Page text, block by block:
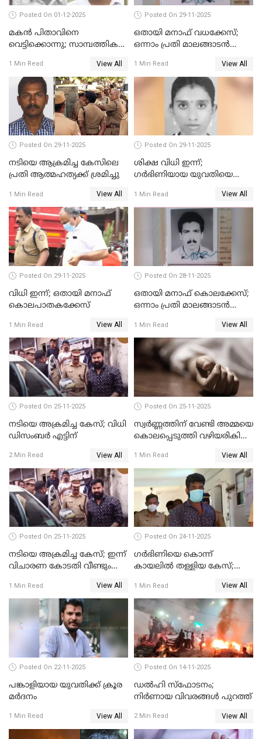
Posted On 01-12-2025
മകൻ പിതാവിനെ
വെട്ടിക്കൊന്നു; സാമ്പത്തിക
1 Min Read View All
Posted On 29-11-2025
ഒതായി മനാഫ് വധക്കേസ്;
ഒന്നാം പ്രതി മാലങ്ങാടൻ
ഒരു ലക്ഷം രൂപ പിഴ
1 Min Read View All
Posted On 29-11-2025
നടിയെ ആക്രമിച്ച കേസിലെ
പ്രതി ആത്മഹത്യക്ക് ശ്രമിച്ചു
1 Min Read View All
Posted On 29-11-2025
ശിക്ഷ വിധി ഇന്ന്;
ഗർഭിണിയായ യുവതിയെ
കേസ്
1 Min Read View All
Posted On 29-11-2025
വിധി ഇന്ന്; ഒതായി മനാഫ്
കൊലപാതകക്കേസ്
1 Min Read View All
Posted On 28-11-2025
ഒതായി മനാഫ് കൊലക്കേസ്;
ഒന്നാം പ്രതി മാലങ്ങാടന്‍
1 Min Read View All
Posted On 25-11-2025
നടിയെ അക്രമിച്ച കേസ്; വിധി
ഡിസംബര്‍ എട്ടിന്
2 Min Read View All
Posted On 25-11-2025
സ്വർണ്ണത്തിന് വേണ്ടി അമ്മയെ
കൊലപ്പെടുത്തി വഴിയരികിൽ
പിടിയിൽ
1 Min Read View All
Posted On 25-11-2025
നടിയെ അക്രമിച്ച കേസ്; ഇന്ന്
വിചാരണ കോടതി വീണ്ടും
1 Min Read View All
Posted On 24-11-2025
ഗര്‍ഭിണിയെ കൊന്ന്
കായലില്‍ തള്ളിയ കേസ്;
1 Min Read View All
Posted On 22-11-2025
പങ്കാളിയായ യുവതിക്ക് ക്രൂര
മര്‍ദനം
1 Min Read View All
Posted On 14-11-2025
ഡല്‍ഹി സ്‌ഫോടനം;
നിര്‍ണായ വിവരങ്ങള്‍ പുറത്ത്
2 Min Read View All